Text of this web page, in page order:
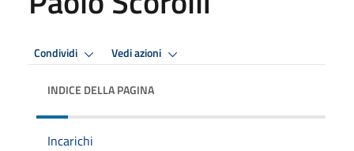
Condividi Vedi azioni
INDICE DELLA PAGINA
Incarichi